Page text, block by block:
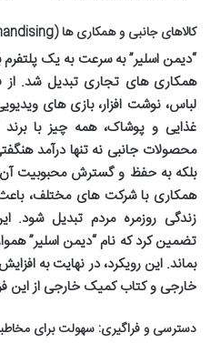
کالاهای جانبی و همکاری ها (Merchandising): گسترش فرنچایز
“دیمن اسلیر” به سرعت به یک پلتفرم
همکاری های تجاری تبدیل شد. از
لباس، نوشت افزار، بازی های
غذایی و پوشاک، همه چیز با
محصولات جانبی نه تنها درآمد
بلکه به حفظ و گسترش محبوبیت آن
همکاری با شرکت های مختلف،
زندگی روزمره مردم تبدیل شود.
تضمین کرد که نام “دیمن اسلیر”
بماند. این رویکرد، در نهایت به
خارجی وکتاب کمیک خارجی از این
دسترسی و فراگیری: سهولت برای